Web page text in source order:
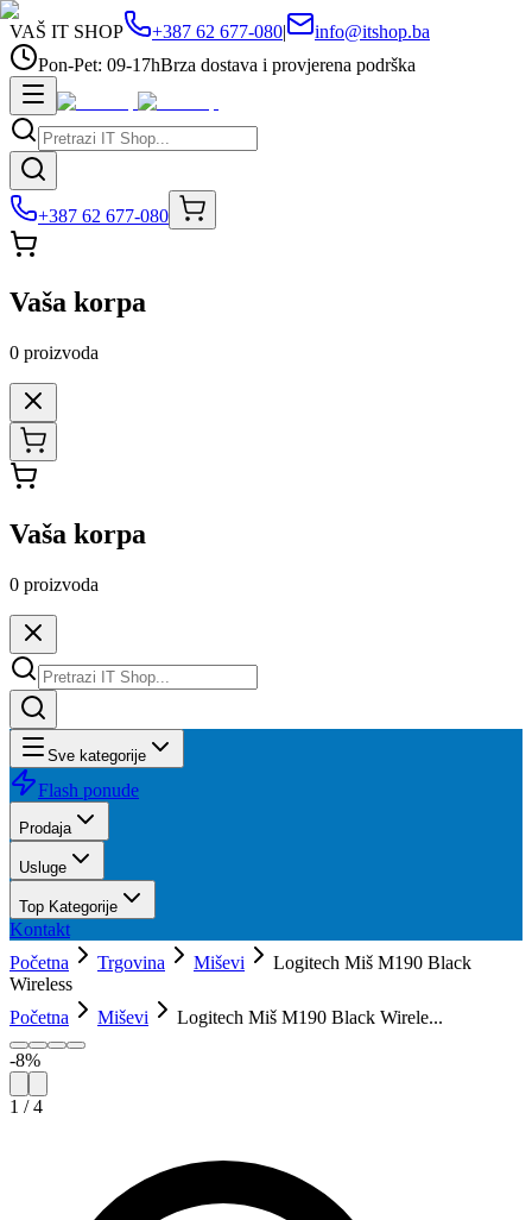
VAŠ IT SHOP +387 62 677-080|
info@itshop.ba
Pon-Pet: 09-17hBrza dostava i provjerena podrška
+387 62 677-080
Vaša korpa
0 proizvoda
Vaša korpa
0 proizvoda
Sve kategorije
Flash ponude
Prodaja
Usluge
Top Kategorije
Kontakt
Početna
Trgovina Miševi
Logitech Miš M190 Black
Wireless
Početna
Miševi Logitech Miš M190 Black Wirele...
-8%
1 /4